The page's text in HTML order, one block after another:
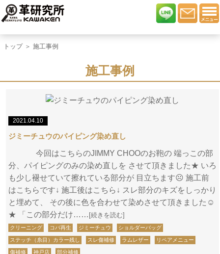
トップ＞ 施工事例
施工事例
2021.04.10
ジミーチュウのパイピング染め直し
今回はこちらのJIMMY CHOOのお鞄の 端っこの部
分、パイピングのみの染め直しを させて頂きました★ いろ
も少し褪せていて擦れている部分が 目立ちます☹ 施工前
はこちらです↓ 施工後はこちら↓ スレ部分のキズをしっかり
と埋めて、 その後に色を合わせて染めさせて頂きました☺
★ 「この部分だけ…… [続きを読む]
クリーニング コバ再生 ジミーチュウ ショルダーバッグ
ステッチ（糸目）カラー残し スレ傷補修 ラムレザー リペアメニュー
傷補修 神戸店 部分補修